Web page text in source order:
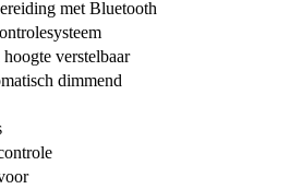
met Bluetooth
verstelbaar
dimmend